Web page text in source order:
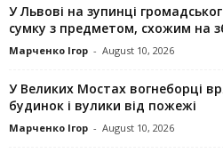
У Львові на зупинці
сумку з предметом, схожим на
Марченко Ігор - August 10, 2026
У Великих Мостах вогнеборці
будинок і вулики від пожежі
Марченко Ігор - August 10, 2026